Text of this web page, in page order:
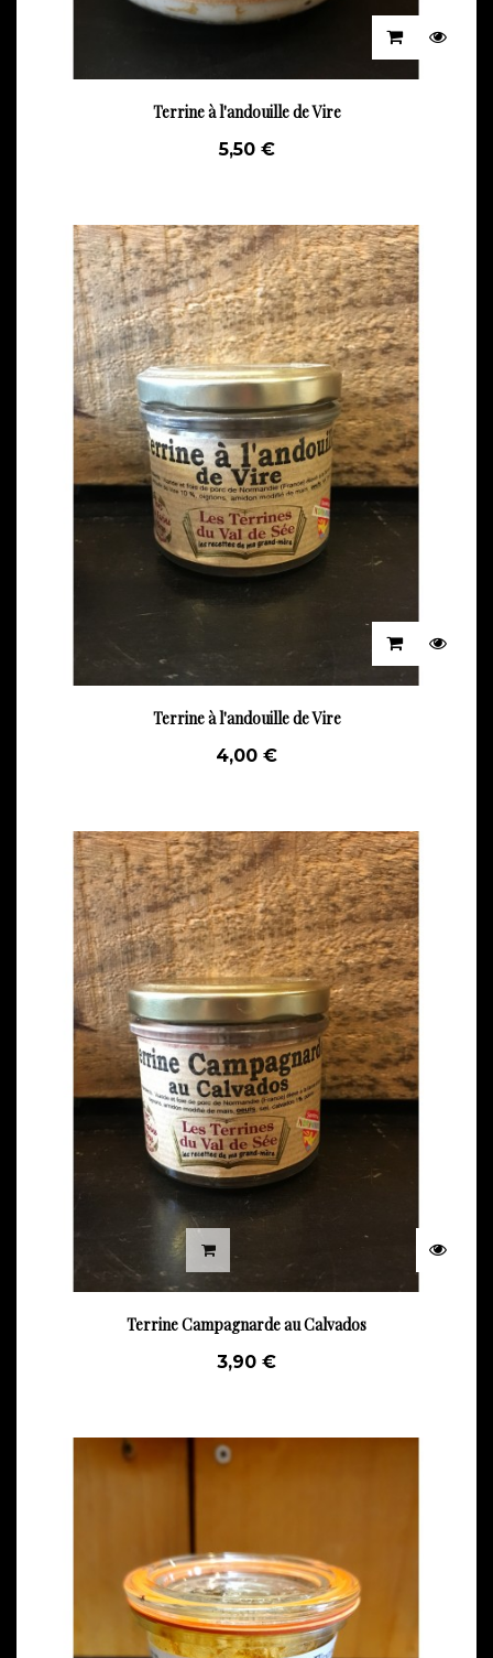
Terrine à l'andouille de Vire
5,50 €
Terrine à l'andouille de Vire
4,00 €
Terrine Campagnarde au Calvados
3,90 €